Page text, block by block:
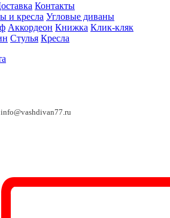
Контакты
и кресла Угловые диваны
Аккордеон Книжка Клик-кляк
Стулья Кресла
info@vashdivan77.ru